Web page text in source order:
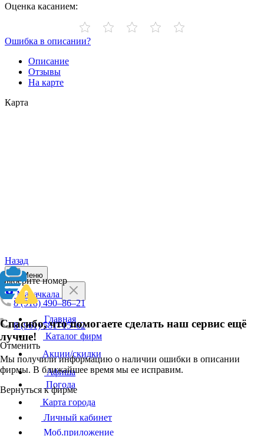
Оценка касанием:
Ошибка в описании?
Описание
Отзывы
На карте
Карта
Назад
Выберите номер
8 (918) 490–86–21
8 (961) 581–15–62
Отменить
Спасибо, что помогаете сделать наш сервис ещё
лучше!
Мы получили информацию о наличии ошибки в описании
фирмы. В ближайшее время мы ее исправим.
Вернуться к фирме
Меню
Махачкала
Главная
Каталог фирм
Акции/скидки
Афиша
Погода
Карта города
Личный кабинет
Моб.приложение